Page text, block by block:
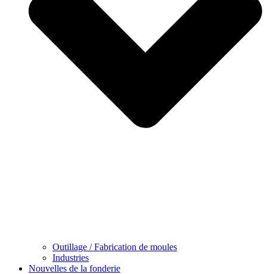
Outillage / Fabrication de moules
Industries
Nouvelles de la fonderie